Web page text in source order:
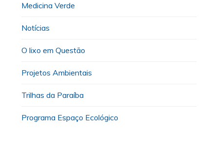
Medicina Verde
Notícias
O lixo em Questão
Projetos Ambientais
Trilhas da Paraíba
Programa Espaço Ecológico